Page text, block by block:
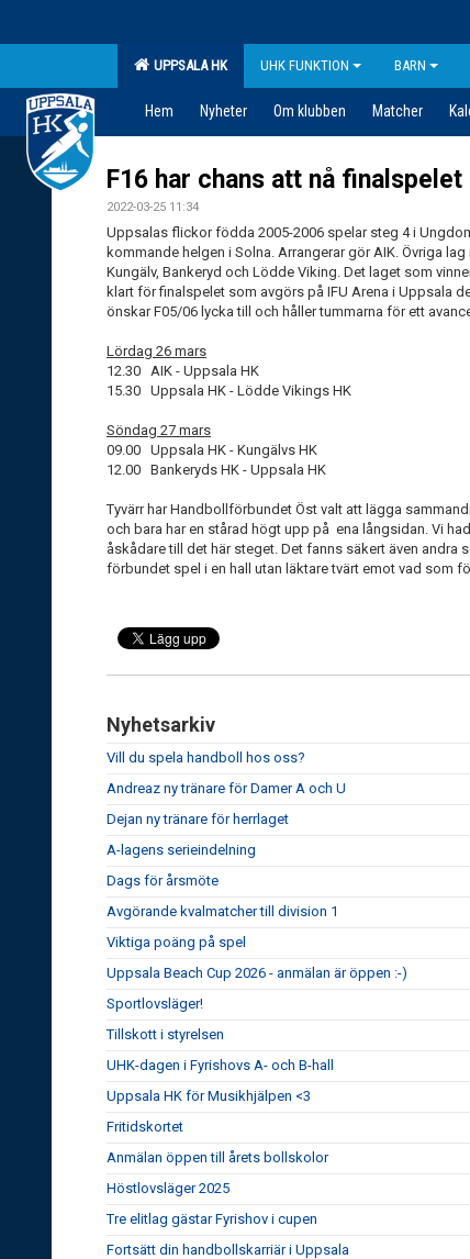
UPPSALA HK UHK FUNKTION BARN
Hem Nyheter Om klubben Matcher
F16 har chans att nå finalspelet
2022-03-25 11:34
Uppsalas flickor födda 2005-2006 spelar steg 4 i
kommande helgen i Solna. Arrangerar gör AIK. Övriga
Kungälv, Bankeryd och Lödde Viking. Det laget som
klart för finalspelet som avgörs på IFU Arena i Uppsala
önskar F05/06 lycka till och håller tummarna för ett
Lördag 26 mars
12.30 AIK - Uppsala HK
15.30 Uppsala HK - Lödde Vikings HK
Söndag 27 mars
09.00 Uppsala HK - Kungälvs HK
12.00 Bankeryds HK - Uppsala HK
Tyvärr har Handbollförbundet Öst valt att lägga
och bara har en stårad högt upp på ena långsidan. Vi
åskådare till det här steget. Det fanns säkert även andra
förbundet spel i en hall utan läktare tvärt emot vad som
Nyhetsarkiv
Vill du spela handboll hos oss?
Andreaz ny tränare för Damer A och U
Dejan ny tränare för herrlaget
A-lagens serieindelning
Dags för årsmöte
Avgörande kvalmatcher till division 1
Viktiga poäng på spel
Uppsala Beach Cup 2026 - anmälan är öppen :-)
Sportlovsläger!
Tillskott i styrelsen
UHK-dagen i Fyrishovs A- och B-hall
Uppsala HK för Musikhjälpen <3
Fritidskortet
Anmälan öppen till årets bollskolor
Höstlovsläger 2025
Tre elitlag gästar Fyrishov i cupen
Fortsätt din handbollskarriär i Uppsala